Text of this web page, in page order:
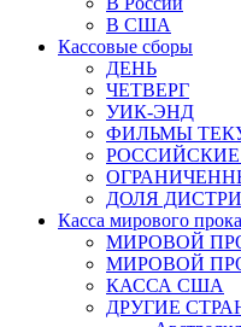
В США
Кассовые сборы
ДЕНЬ
ЧЕТВЕРГ
УИК-ЭНД
ФИЛЬМЫ
ДОЛЯ
Касса мирового
МИРОВОЙ
МИРОВОЙ
КАССА США
ДРУГИЕ